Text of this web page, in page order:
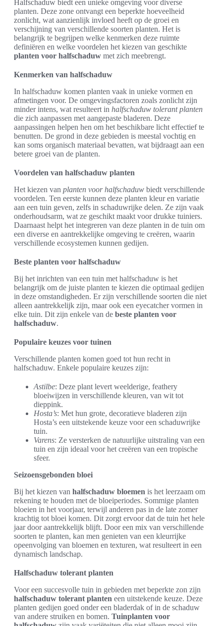
Halfschaduw biedt een unieke omgeving voor diverse
planten. Deze zone ontvangt een beperkte hoeveelheid
zonlicht, wat aanzienlijk invloed heeft op de groei en
verschijning van verschillende soorten planten. Het is
belangrijk te begrijpen welke kenmerken deze ruimte
definiëren en welke voordelen het kiezen van geschikte
planten voor halfschaduw met zich meebrengt.
Kenmerken van halfschaduw
In halfschaduw komen planten vaak in unieke vormen en
afmetingen voor. De omgevingsfactoren zoals zonlicht zijn
minder intens, wat resulteert in halfschaduw tolerant planten
die zich aanpassen met aangepaste bladeren. Deze
aanpassingen helpen hen om het beschikbare licht effectief te
benutten. De grond in deze gebieden is meestal vochtig en
kan soms organisch materiaal bevatten, wat bijdraagt aan een
betere groei van de planten.
Voordelen van halfschaduw planten
Het kiezen van planten voor halfschaduw biedt verschillende
voordelen. Ten eerste kunnen deze planten kleur en variatie
aan een tuin geven, zelfs in schaduwrijke delen. Ze zijn vaak
onderhoudsarm, wat ze geschikt maakt voor drukke tuiniers.
Daarnaast helpt het integreren van deze planten in de tuin om
een diverse en aantrekkelijke omgeving te creëren, waarin
verschillende ecosystemen kunnen gedijen.
Beste planten voor halfschaduw
Bij het inrichten van een tuin met halfschaduw is het
belangrijk om de juiste planten te kiezen die optimaal gedijen
in deze omstandigheden. Er zijn verschillende soorten die niet
alleen aantrekkelijk zijn, maar ook een eyecatcher vormen in
elke tuin. Dit zijn enkele van de beste planten voor
halfschaduw.
Populaire keuzes voor tuinen
Verschillende planten komen goed tot hun recht in
halfschaduw. Enkele populaire keuzes zijn:
Astilbe: Deze plant levert weelderige, feathery
bloeiwijzen in verschillende kleuren, van wit tot
dieppink.
Hosta’s: Met hun grote, decoratieve bladeren zijn
Hosta’s een uitstekende keuze voor een schaduwrijke
tuin.
Varens: Ze versterken de natuurlijke uitstraling van een
tuin en zijn ideaal voor het creëren van een tropische
sfeer.
Seizoensgebonden bloei
Bij het kiezen van halfschaduw bloemen is het leerzaam om
rekening te houden met de bloeiperiodes. Sommige planten
bloeien in het voorjaar, terwijl anderen pas in de late zomer
krachtig tot bloei komen. Dit zorgt ervoor dat de tuin het hele
jaar door aantrekkelijk blijft. Door een mix van verschillende
soorten te planten, kan men genieten van een kleurrijke
opeenvolging van bloemen en texturen, wat resulteert in een
dynamisch landschap.
Halfschaduw tolerant planten
Voor een succesvolle tuin in gebieden met beperkte zon zijn
halfschaduw tolerant planten een uitstekende keuze. Deze
planten gedijen goed onder een bladerdak of in de schaduw
van andere struiken en bomen. Tuinplanten voor